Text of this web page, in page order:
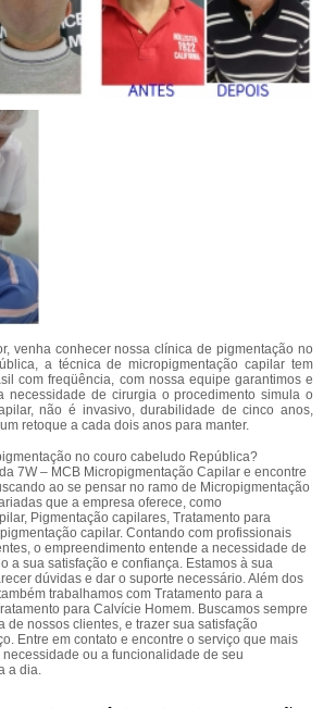
venha conhecer nossa clínica de pigmentação no
a técnica de micropigmentação capilar tem
com freqüência, com nossa equipe garantimos e
necessidade de cirurgia o procedimento simula o
não é invasivo, durabilidade de cinco anos,
retoque a cada dois anos para manter.
no couro cabeludo República?
7W – MCB Micropigmentação Capilar e encontre
ao se pensar no ramo de Micropigmentação
que a empresa oferece, como
Pigmentação capilares, Tratamento para
capilar. Contando com profissionais
o empreendimento entende a necessidade de
a sua satisfação e confiança. Estamos à sua
dúvidas e dar o suporte necessário. Além dos
trabalhamos com Tratamento para a
para Calvície Homem. Buscamos sempre
de nossos clientes, e trazer sua satisfação
Entre em contato e encontre o serviço que mais
ou a funcionalidade de seu
a dia.